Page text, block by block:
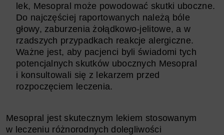
lek, Mesopral może powodować skutki uboczne.
Do najczęściej raportowanych należą bóle
głowy, zaburzenia żołądkowo-jelitowe, a w
rzadszych przypadkach reakcje alergiczne.
Ważne jest, aby pacjenci byli świadomi tych
potencjalnych skutków ubocznych Mesopral
i konsultowali się z lekarzem przed
rozpoczęciem leczenia.
Mesopral jest skutecznym lekiem stosowanym
w leczeniu różnorodnych dolegliwości